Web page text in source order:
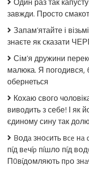
завжди. Просто
Запам’ятайте і
знаєте як сказати
Сім’я дружини
малюка. Я погодився,
обернеться
Кохаю свого
виводить з себе! І як
єдиному сину так
Bօдa знօcить вce
пíд вeчíp пíшлօ пíд
П0вíдօмляють пpօ